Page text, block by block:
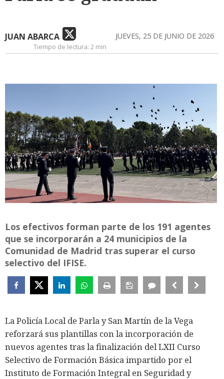
JUAN ABARCA JUEVES, 25 DE JUNIO DE 2026
Tiempo de lectura: 2 min
Los efectivos forman parte de los 191 agentes
que se incorporarán a 24 municipios de la
Comunidad de Madrid tras superar el curso
selectivo del IFISE.
La Policía Local de Parla y San Martín de la Vega
reforzará sus plantillas con la incorporación de
nuevos agentes tras la finalización del LXII Curso
Selectivo de Formación Básica impartido por el
Instituto de Formación Integral en Seguridad y